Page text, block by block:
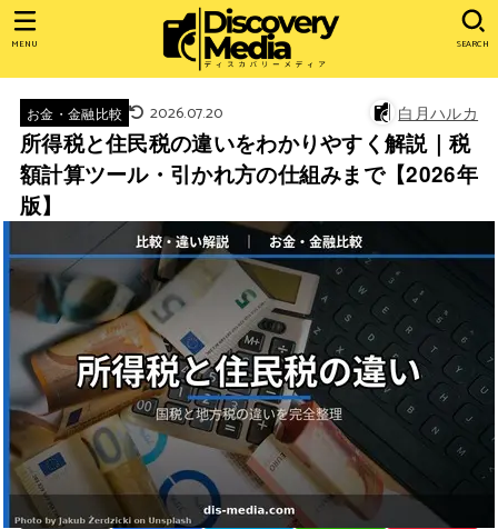
SEARCH
MENU
お金・金融比較 2026.07.20 白月ハルカ
所得税と住民税の違いをわかりやすく解説｜税
額計算ツール・引かれ方の仕組みまで【2026年
版】